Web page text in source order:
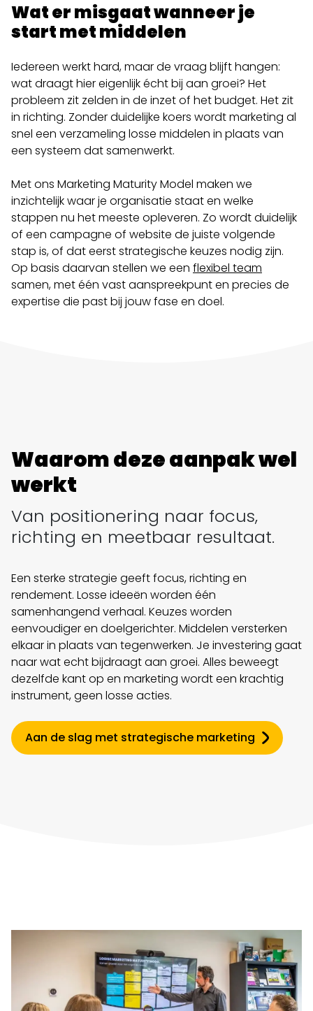
Wat er misgaat wanneer je
start met middelen
Iedereen werkt hard, maar de vraag blijft hangen:
wat draagt hier eigenlijk écht bij aan groei? Het
probleem zit zelden in de inzet of het budget. Het zit
in richting. Zonder duidelijke koers wordt marketing al
snel een verzameling losse middelen in plaats van
een systeem dat samenwerkt.
Met ons Marketing Maturity Model maken we
inzichtelijk waar je organisatie staat en welke
stappen nu het meeste opleveren. Zo wordt duidelijk
of een campagne of website de juiste volgende
stap is, of dat eerst strategische keuzes nodig zijn.
Op basis daarvan stellen we een flexibel team
samen, met één vast aanspreekpunt en precies de
expertise die past bij jouw fase en doel.
Waarom deze aanpak wel
werkt
Van positionering naar focus,
richting en meetbaar resultaat.
Een sterke strategie geeft focus, richting en
rendement. Losse ideeën worden één
samenhangend verhaal. Keuzes worden
eenvoudiger en doelgerichter. Middelen versterken
elkaar in plaats van tegenwerken. Je investering gaat
naar wat echt bijdraagt aan groei. Alles beweegt
dezelfde kant op en marketing wordt een krachtig
instrument, geen losse acties.
Aan de slag met strategische marketing